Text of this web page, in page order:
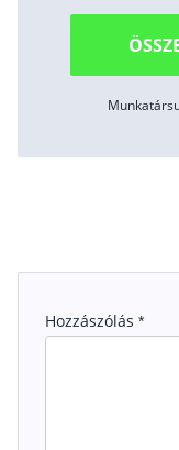
Hozzászólás *